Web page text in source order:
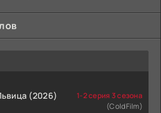
(2026)
1-2 серия 3 сезона
(ColdFilm)